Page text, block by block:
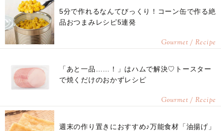
5分で作れるなんてびっくり！コーン缶で作る絶
品おつまみレシピ5連発
Gourmet / Recipe
「あと一品……！」はハムで解決♡トースター
で焼くだけのおかずレシピ
Gourmet / Recipe
週末の作り置きにおすすめ♪万能食材「油揚げ」